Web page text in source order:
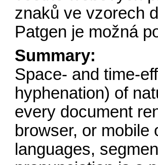
znaků ve vzorech
Patgen je možná
Summary:
Space- and time-
hyphenation) of
every document
browser, or
languages,